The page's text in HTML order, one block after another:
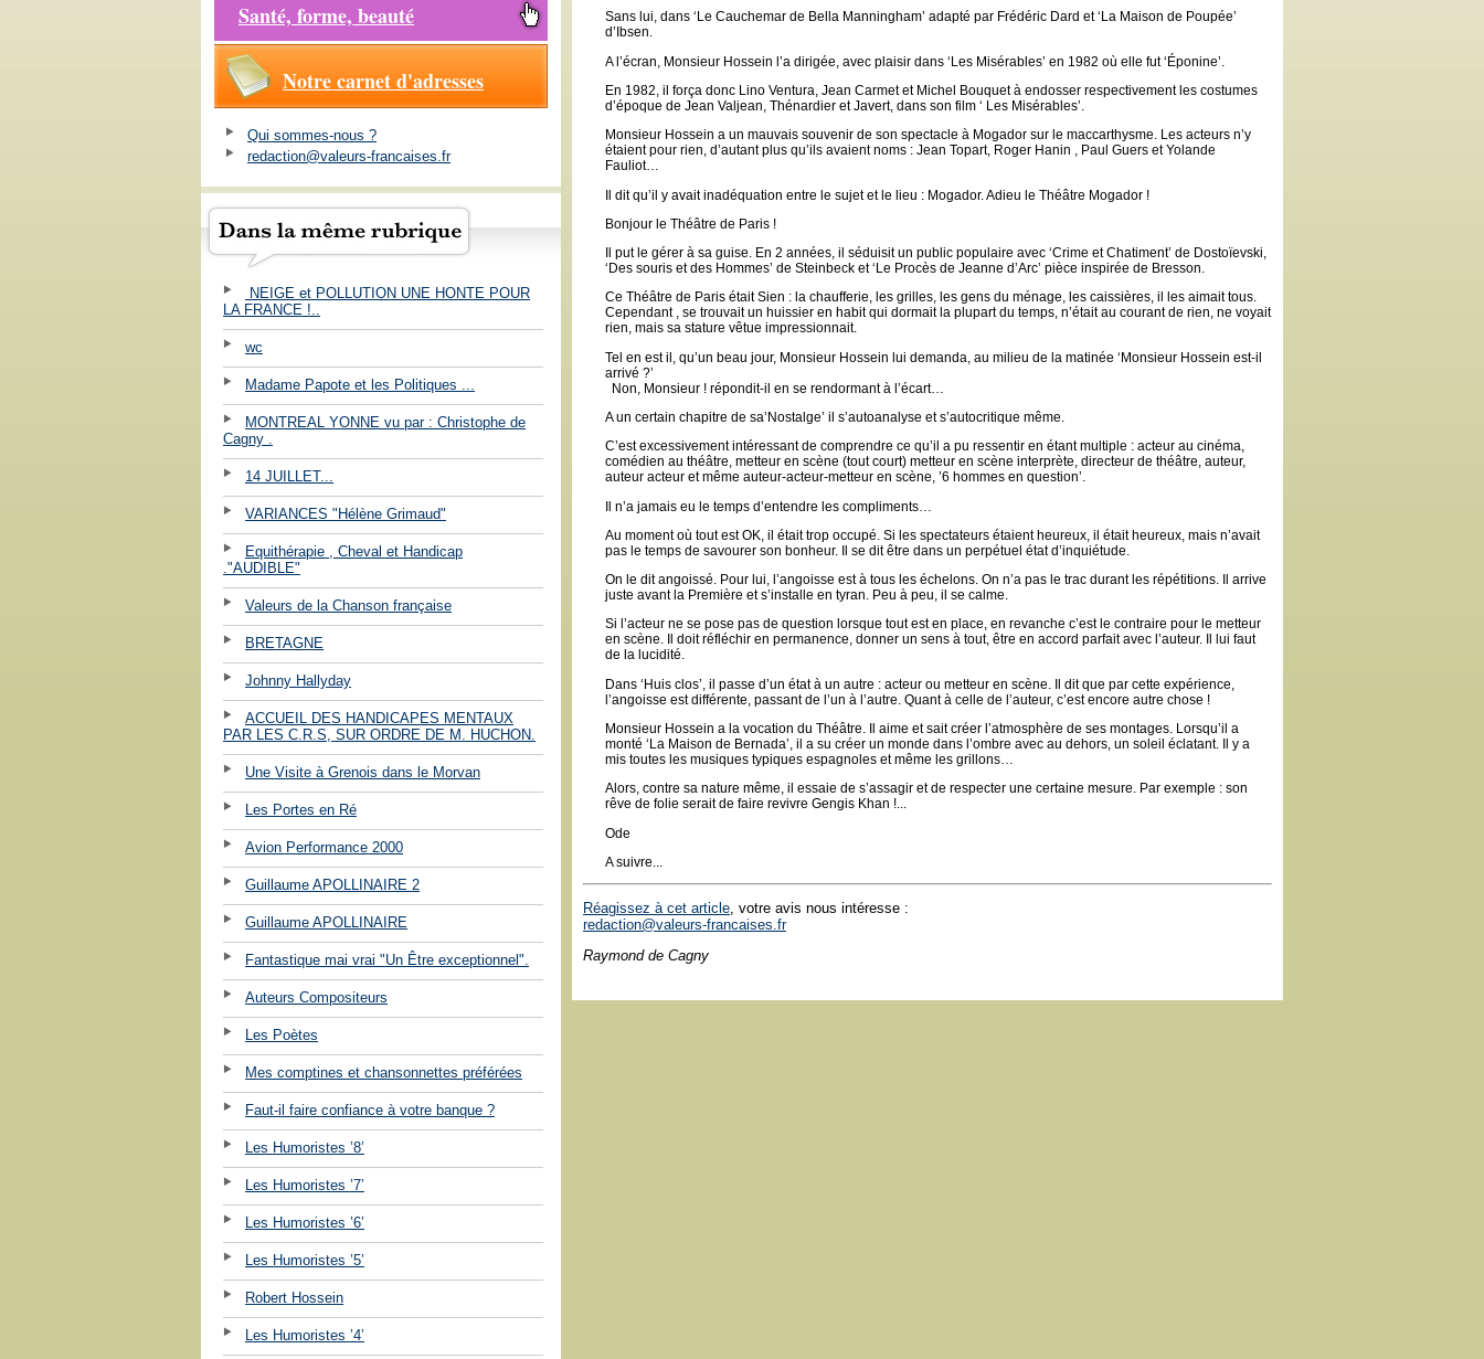
Santé, forme, beauté
Notre carnet d'adresses
Qui sommes-nous ?
redaction@valeurs-francaises.fr
NEIGE et POLLUTION UNE HONTE POUR
LA FRANCE !..
wc
Madame Papote et les Politiques ...
MONTREAL YONNE vu par : Christophe de
Cagny .
14 JUILLET...
VARIANCES "Hélène Grimaud"
Equithérapie , Cheval et Handicap
."AUDIBLE"
Valeurs de la Chanson française
BRETAGNE
Johnny Hallyday
ACCUEIL DES HANDICAPES MENTAUX
PAR LES C.R.S, SUR ORDRE DE M. HUCHON.
Une Visite à Grenois dans le Morvan
Les Portes en Ré
Avion Performance 2000
Guillaume APOLLINAIRE 2
Guillaume APOLLINAIRE
Fantastique mai vrai "Un Être exceptionnel".
Auteurs Compositeurs
Les Poètes
Mes comptines et chansonnettes préférées
Faut-il faire confiance à votre banque ?
Les Humoristes ’8’
Les Humoristes ’7’
Les Humoristes ’6’
Les Humoristes ’5’
Robert Hossein
Les Humoristes ’4’
Sans lui, dans ‘Le Cauchemar de Bella Manningham’ adapté par Frédéric Dard et ‘La Maison de Poupée’
d’Ibsen.
A l’écran, Monsieur Hossein l’a dirigée, avec plaisir dans ‘Les Misérables’ en 1982 où elle fut ‘Éponine’.
En 1982, il força donc Lino Ventura, Jean Carmet et Michel Bouquet à endosser respectivement les costumes
d’époque de Jean Valjean, Thénardier et Javert, dans son film ‘ Les Misérables’.
Monsieur Hossein a un mauvais souvenir de son spectacle à Mogador sur le maccarthysme. Les acteurs n’y
étaient pour rien, d’autant plus qu’ils avaient noms : Jean Topart, Roger Hanin , Paul Guers et Yolande
Fauliot…
Il dit qu’il y avait inadéquation entre le sujet et le lieu : Mogador. Adieu le Théâtre Mogador !
Bonjour le Théâtre de Paris !
Il put le gérer à sa guise. En 2 années, il séduisit un public populaire avec ‘Crime et Chatiment’ de Dostoïevski,
‘Des souris et des Hommes’ de Steinbeck et ‘Le Procès de Jeanne d’Arc’ pièce inspirée de Bresson.
Ce Théâtre de Paris était Sien : la chaufferie, les grilles, les gens du ménage, les caissières, il les aimait tous.
Cependant , se trouvait un huissier en habit qui dormait la plupart du temps, n’était au courant de rien, ne voyait
rien, mais sa stature vêtue impressionnait.
Tel en est il, qu’un beau jour, Monsieur Hossein lui demanda, au milieu de la matinée ‘Monsieur Hossein est-il
arrivé ?’
Non, Monsieur ! répondit-il en se rendormant à l’écart…
A un certain chapitre de sa’Nostalge’ il s’autoanalyse et s’autocritique même.
C’est excessivement intéressant de comprendre ce qu’il a pu ressentir en étant multiple : acteur au cinéma,
comédien au théâtre, metteur en scène (tout court) metteur en scène interprète, directeur de théâtre, auteur,
auteur acteur et même auteur-acteur-metteur en scène, ’6 hommes en question’.
Il n’a jamais eu le temps d’entendre les compliments…
Au moment où tout est OK, il était trop occupé. Si les spectateurs étaient heureux, il était heureux, mais n’avait
pas le temps de savourer son bonheur. Il se dit être dans un perpétuel état d’inquiétude.
On le dit angoissé. Pour lui, l’angoisse est à tous les échelons. On n’a pas le trac durant les répétitions. Il arrive
juste avant la Première et s’installe en tyran. Peu à peu, il se calme.
Si l’acteur ne se pose pas de question lorsque tout est en place, en revanche c’est le contraire pour le metteur
en scène. Il doit réfléchir en permanence, donner un sens à tout, être en accord parfait avec l’auteur. Il lui faut
de la lucidité.
Dans ‘Huis clos’, il passe d’un état à un autre : acteur ou metteur en scène. Il dit que par cette expérience,
l’angoisse est différente, passant de l’un à l’autre. Quant à celle de l’auteur, c’est encore autre chose !
Monsieur Hossein a la vocation du Théâtre. Il aime et sait créer l’atmosphère de ses montages. Lorsqu’il a
monté ‘La Maison de Bernada’, il a su créer un monde dans l’ombre avec au dehors, un soleil éclatant. Il y a
mis toutes les musiques typiques espagnoles et même les grillons…
Alors, contre sa nature même, il essaie de s’assagir et de respecter une certaine mesure. Par exemple : son
rêve de folie serait de faire revivre Gengis Khan !...
Ode
A suivre...
Réagissez à cet article , votre avis nous intéresse :
redaction@valeurs-francaises.fr
Raymond de Cagny